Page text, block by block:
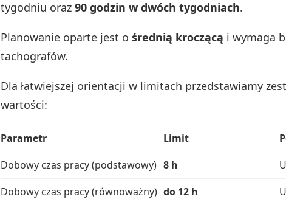
tygodniu oraz 90 godzin w dwóch tygodniach.
Planowanie oparte jest o średnią kroczącą i wymaga
tachografów.
Dla łatwiejszej orientacji w limitach przedstawiamy
wartości:
Parametr Limit
Dobowy czas pracy (podstawowy) 8 h
Dobowy czas pracy (równoważny) do 12 h